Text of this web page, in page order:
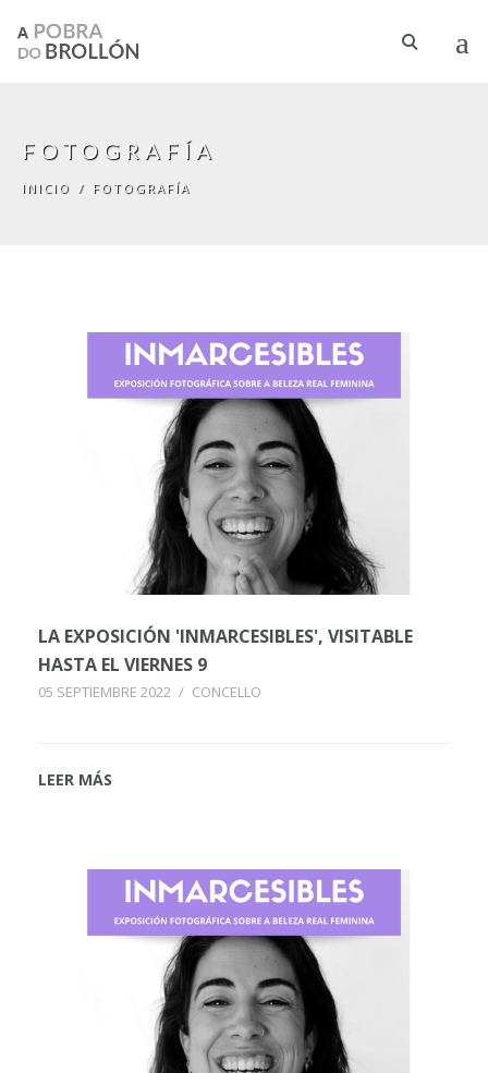
FOTOGRAFÍA
INICIO / FOTOGRAFÍA
LA EXPOSICIÓN 'INMARCESIBLES', VISITABLE
HASTA EL VIERNES 9
05 SEPTIEMBRE 2022 / CONCELLO
LEER MÁS